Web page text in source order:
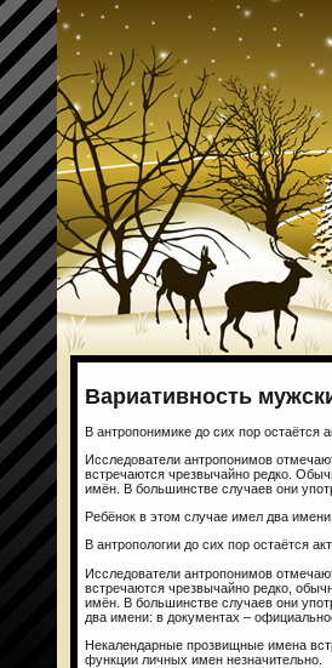
Вариативность
В антропонимике до сих пор остаётся
Исследователи антропонимов
встречаются чрезвычайно редко.
имён. В большинстве случаев они
Ребёнок в этом случае имел два
В антропологии до сих пор остаётся
Исследователи антропонимов
встречаются чрезвычайно редко,
имён. В большинстве случаев они
два имени: в документах –
Некалендарные прозвищные имена
функции личных имен незначительно.